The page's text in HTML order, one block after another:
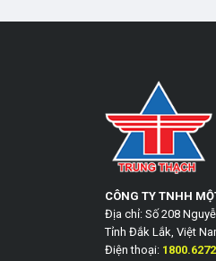
CÔNG TY TNHH
Địa chỉ: Số 208
Tỉnh Đắk Lắk, Việt
Điện thoại: